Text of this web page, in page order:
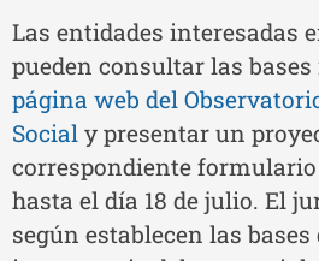
Las entidades interesadas
pueden consultar las
página web del
Social y presentar un
correspondiente
hasta el día 18 de julio. El
según establecen las